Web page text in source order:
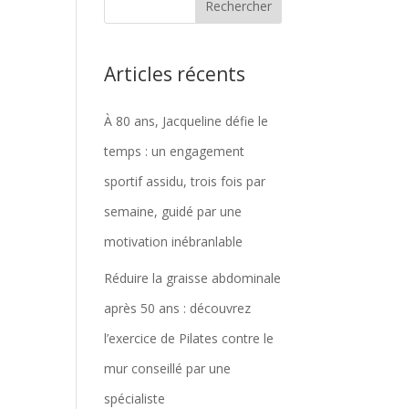
Articles récents
À 80 ans, Jacqueline défie le
temps : un engagement
sportif assidu, trois fois par
semaine, guidé par une
motivation inébranlable
Réduire la graisse abdominale
après 50 ans : découvrez
l’exercice de Pilates contre le
mur conseillé par une
spécialiste